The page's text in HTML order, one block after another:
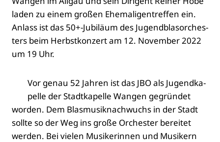
laden zu einem gro­ßen Ehe­ma­li­gen­tref­fen ein.
Anlass ist das 50+-Jubiläum des Jugend­blas­or­ches­
ters beim Herbst­kon­zert am 12. Novem­ber 2022
um 19 Uhr.
Vor genau 52 Jah­ren ist das JBO als Jugend­ka­
pel­le der Stadt­ka­pel­le Wan­gen gegrün­det
wor­den. Dem Blas­mu­sik­nach­wuchs in der Stadt
soll­te so der Weg ins gro­ße Orches­ter berei­tet
wer­den. Bei vie­len Musi­ke­rin­nen und Musi­kern